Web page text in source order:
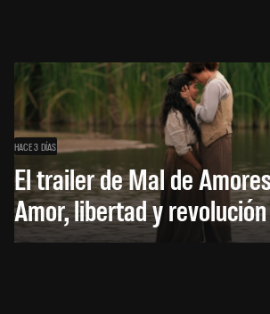
HACE 3 DÍAS
El trailer de Mal de
Amor, libertad y revolución